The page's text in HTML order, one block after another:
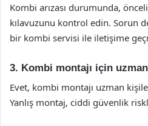
Kombi arızası durumunda,
kılavuzunu kontrol edin. Sorun
bir kombi servisi ile iletişime
3. Kombi montajı için uzman
Evet, kombi montajı uzman
Yanlış montaj, ciddi güvenlik